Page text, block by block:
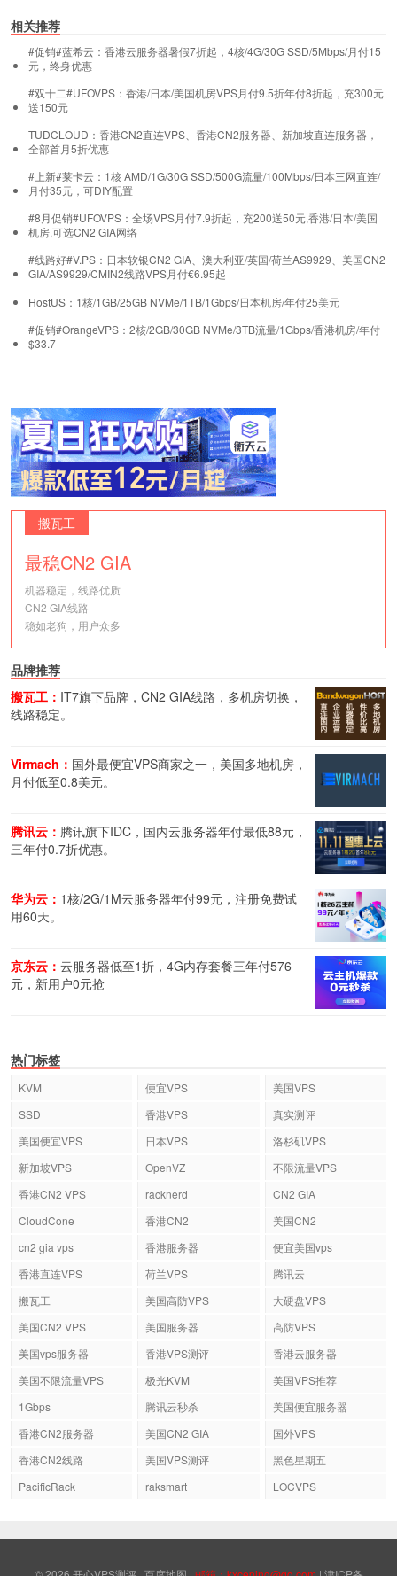
相关推荐
#促销#蓝希云：香港云服务器暑假7折起，4核/4G/30G SSD/5Mbps/月付15
元，终身优惠
#双十二#UFOVPS：香港/日本/美国机房VPS月付9.5折年付8折起，充300元
送150元
TUDCLOUD：香港CN2直连VPS、香港CN2服务器、新加坡直连服务器，
全部首月5折优惠
#上新#莱卡云：1核 AMD/1G/30G SSD/500G流量/100Mbps/日本三网直连/
月付35元，可DIY配置
#8月促销#UFOVPS：全场VPS月付7.9折起，充200送50元,香港/日本/美国
机房,可选CN2 GIA网络
#线路好#V.PS：日本软银CN2 GIA、澳大利亚/英国/荷兰AS9929、美国CN2
GIA/AS9929/CMIN2线路VPS月付€6.95起
HostUS：1核/1GB/25GB NVMe/1TB/1Gbps/日本机房/年付25美元
#促销#OrangeVPS：2核/2GB/30GB NVMe/3TB流量/1Gbps/香港机房/年付
$33.7
搬瓦工
最稳CN2 GIA
机器稳定，线路优质
CN2 GIA线路
稳如老狗，用户众多
品牌推荐
搬瓦工： IT7旗下品牌，CN2 GIA线路，多机房切换，
线路稳定。
Virmach： 国外最便宜VPS商家之一，美国多地机房，
月付低至0.8美元。
腾讯云： 腾讯旗下IDC，国内云服务器年付最低88元，
三年付0.7折优惠。
华为云： 1核/2G/1M云服务器年付99元，注册免费试
用60天。
京东云： 云服务器低至1折，4G内存套餐三年付576
元，新用户0元抢
热门标签
KVM 便宜VPS
美国VPS
SSD
香港VPS
真实测评
美国便宜VPS
日本VPS
洛杉矶VPS
新加坡VPS
OpenVZ
不限流量VPS
香港CN2 VPS
racknerd
CN2 GIA
CloudCone
香港CN2
美国CN2
cn2 gia vps
香港服务器
便宜美国vps
香港直连VPS
荷兰VPS
腾讯云
搬瓦工
美国高防VPS
大硬盘VPS
美国CN2 VPS
美国服务器
高防VPS
美国vps服务器
香港VPS测评
香港云服务器
美国不限流量VPS
极光KVM
美国VPS推荐
1Gbps
腾讯云秒杀
美国便宜服务器
香港CN2服务器
美国CN2 GIA
国外VPS
香港CN2线路
美国VPS测评
黑色星期五
PacificRack
raksmart LOCVPS